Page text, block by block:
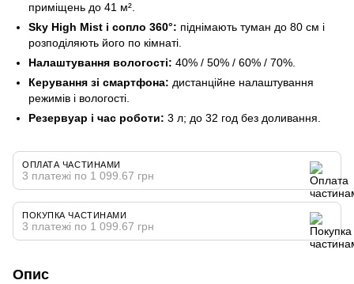
приміщень до 41 м².
Sky High Mist і сопло 360°: піднімають туман до 80 см і
розподіляють його по кімнаті.
Налаштування вологості: 40% / 50% / 60% / 70%.
Керування зі смартфона: дистанційне налаштування
режимів і вологості.
Резервуар і час роботи: 3 л; до 32 год без доливання.
ОПЛАТА ЧАСТИНАМИ
3 платежі по 1 099.67 грн
ПОКУПКА ЧАСТИНАМИ
3 платежі по 1 099.67 грн
Опис